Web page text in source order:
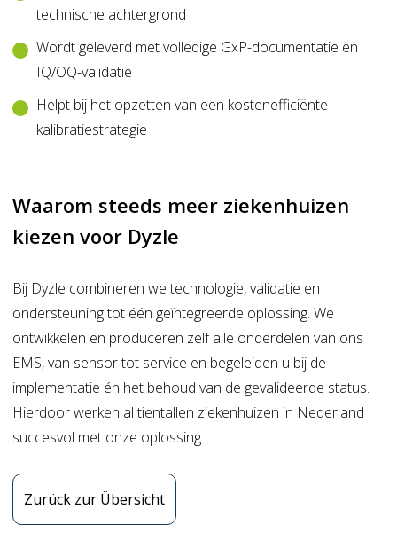
technische achtergrond
Wordt geleverd met volledige GxP-documentatie en
IQ/OQ-validatie
Helpt bij het opzetten van een kostenefficiënte
kalibratiestrategie
Waarom steeds meer ziekenhuizen
kiezen voor Dyzle
Bij Dyzle combineren we technologie, validatie en
ondersteuning tot één geïntegreerde oplossing. We
ontwikkelen en produceren zelf alle onderdelen van ons
EMS, van sensor tot service en begeleiden u bij de
implementatie én het behoud van de gevalideerde status.
Hierdoor werken al tientallen ziekenhuizen in Nederland
succesvol met onze oplossing.
Zurück zur Übersicht